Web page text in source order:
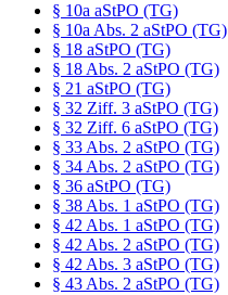
§ 10a aStPO (TG)
§ 10a Abs. 2 aStPO (TG)
§ 18 aStPO (TG)
§ 18 Abs. 2 aStPO (TG)
§ 21 aStPO (TG)
§ 32 Ziff. 3 aStPO (TG)
§ 32 Ziff. 6 aStPO (TG)
§ 33 Abs. 2 aStPO (TG)
§ 34 Abs. 2 aStPO (TG)
§ 36 aStPO (TG)
§ 38 Abs. 1 aStPO (TG)
§ 42 Abs. 1 aStPO (TG)
§ 42 Abs. 2 aStPO (TG)
§ 42 Abs. 3 aStPO (TG)
§ 43 Abs. 2 aStPO (TG)